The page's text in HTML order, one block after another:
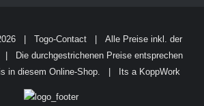
| Togo-Contact | Alle Preise inkl. der
Die durchgestrichenen Preise entsprechen
in diesem Online-Shop. | Its a KoppWork